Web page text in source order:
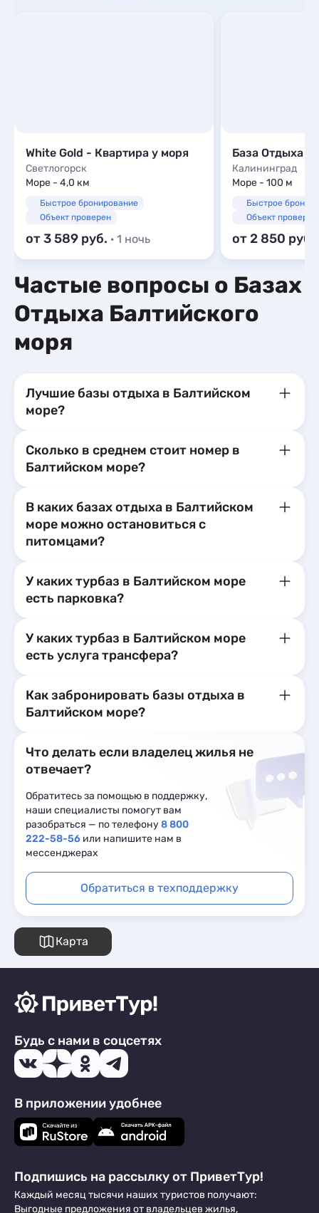
White Gold - Квартира у моря
Светлогорск
Море - 4,0 км
Быстрое бронирование
Объект проверен
от 3 589 · 1 ночь
База Отдыха
Калининград
Море - 100 м
Быстрое
Объект проверен
от 2 850
Частые вопросы о Базах
Отдыха Балтийского
моря
Лучшие базы отдыха в Балтийском
море?
Сколько в среднем стоит номер в
Балтийском море?
В каких базах отдыха в Балтийском
море можно остановиться с
питомцами?
У каких турбаз в Балтийском море
есть парковка?
У каких турбаз в Балтийском море
есть услуга трансфера?
Как забронировать базы отдыха в
Балтийском море?
Что делать если владелец жилья не
отвечает?
Обратитесь за помощью в поддержку,
наши специалисты помогут вам
разобраться — по телефону8 800
222-58-56 или напишите нам в
мессенджерах
Обратиться в техподдержку
Карта
Будь с нами в соцсетях
В приложении удобнее
Подпишись на рассылку от ПриветТур!
Каждый месяц тысячи наших туристов получают:
Выгодные предложения от владельцев жилья,